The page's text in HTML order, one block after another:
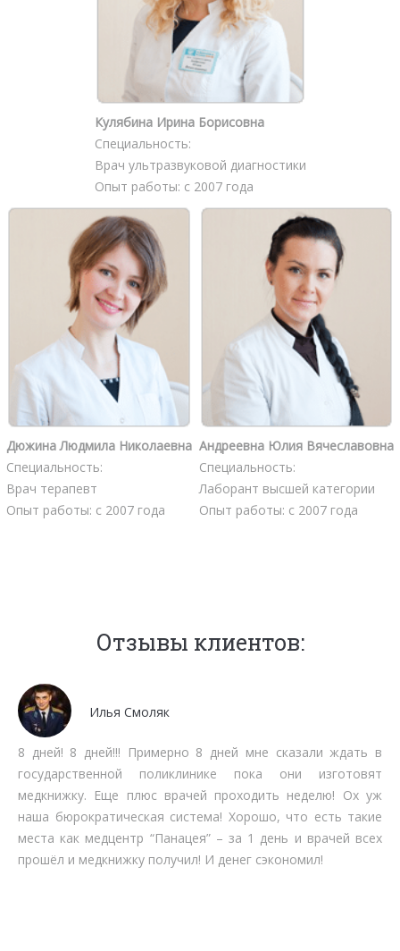
Кулябина Ирина Борисовна
Специальность:
Врач ультразвуковой диагностики
Опыт работы: с 2007 года
Дюжина Людмила Николаевна
Специальность:
Врач терапевт
Опыт работы: с 2007 года
Андреевна Юлия Вячеславовна
Специальность:
Лаборант высшей категории
Опыт работы: с 2007 года
Отзывы клиентов:
Мочалов Дмитрий
Мне как бизнесмену нет времени тратить на стояние в
очередях. Работают быстро, качественно, вменяемо по
срокам прохождения. Рекомендую.